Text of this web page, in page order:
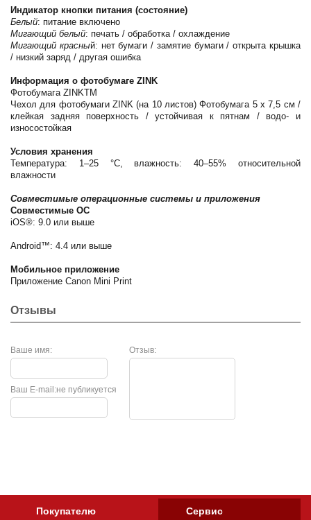
Индикатор кнопки питания (состояние)
Белый: питание включено
Мигающий белый: печать / обработка / охлаждение
Мигающий красный: нет бумаги / замятие бумаги / открыта крышка
/ низкий заряд / другая ошибка
Информация о фотобумаге ZINK
Фотобумага ZINKTM
Чехол для фотобумаги ZINK (на 10 листов) Фотобумага 5 x 7,5 см /
клейкая задняя поверхность / устойчивая к пятнам / водо- и
износостойкая
Условия хранения
Температура: 1–25 °C, влажность: 40–55% относительной
влажности
Совместимые операционные системы и приложения
Совместимые ОС
iOS®: 9.0 или выше
Android™: 4.4 или выше
Мобильное приложение
Приложение Canon Mini Print
Отзывы
Ваше имя: Отзыв:
не публикуется
Ваш E-mail:
Покупателю Сервис